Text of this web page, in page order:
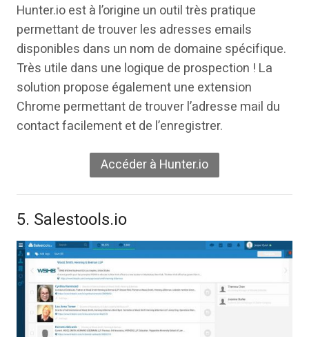
Hunter.io est à l’origine un outil très pratique
permettant de trouver les adresses emails
disponibles dans un nom de domaine spécifique.
Très utile dans une logique de prospection ! La
solution propose également une extension
Chrome permettant de trouver l’adresse mail du
contact facilement et de l’enregistrer.
Accéder à Hunter.io
5. Salestools.io